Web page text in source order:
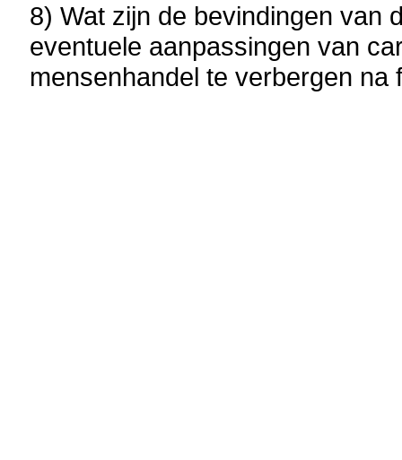
8) Wat zijn de bevindingen van
eventuele aanpassingen van
mensenhandel te verbergen na